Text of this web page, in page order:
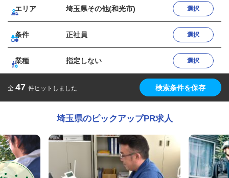
エリア 埼玉県その他(和光市) 選択
条件 正社員 選択
業種 指定しない 選択
全 47 件ヒットしました 検索条件を保存
埼玉県のピックアップPR求人